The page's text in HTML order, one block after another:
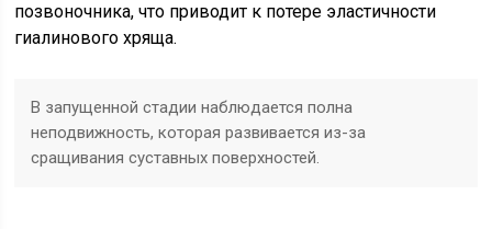
позвоночника, что приводит к потере эластичности
гиалинового хряща.
В запущенной стадии наблюдается полна
неподвижность, которая развивается из-за
сращивания суставных поверхностей.